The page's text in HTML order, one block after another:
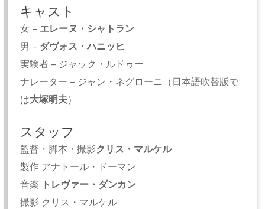
キャスト
女 – エレーヌ・シャトラン
男 – ダヴォス・ハニッヒ
実験者 – ジャック・ルドゥー
ナレーター – ジャン・ネグローニ（日本語吹替版で
は大塚明夫）
スタッフ
監督・脚本・撮影クリス・マルケル
製作 アナトール・ドーマン
音楽 トレヴァー・ダンカン
撮影 クリス・マルケル